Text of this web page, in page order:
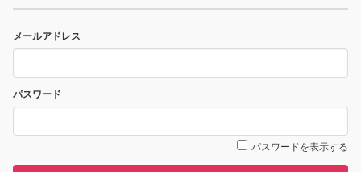
メールアドレス
パスワード
パスワードを表示する